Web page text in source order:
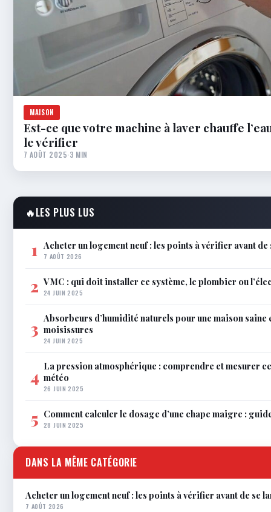
MAISON
Est-ce que votre machine à laver chauffe
le vérifier
7 AOÛT 2025·3 MIN
🔥LES PLUS LUS
1 Acheter un logement neuf : les points à vérifier avant de
7 AOÛT 2026
2 VMC : qui doit installer ce système, le plombier ou
24 JUIN 2025
3 Absorbeurs d’humidité naturels pour une maison saine
moisissures
24 JUIN 2025
4 La pression atmosphérique : comprendre et mesurer
météo
26 JUIN 2025
5 Comment calculer le dosage d’une chape maigre :
28 JUIN 2025
DANS LA MÊME CATÉGORIE
Acheter un logement neuf : les points à vérifier avant de se
7 AOÛT 2026